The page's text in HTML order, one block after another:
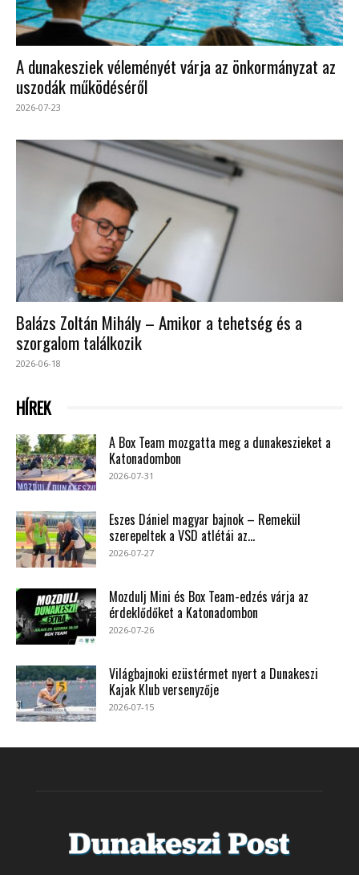
A dunakesziek véleményét várja az önkormányzat az
uszodák működéséről
2026-07-23
Balázs Zoltán Mihály – Amikor a tehetség és a
szorgalom találkozik
2026-06-18
HÍREK
A Box Team mozgatta meg a dunakeszieket a
Katonadombon
2026-07-31
Eszes Dániel magyar bajnok – Remekül
szerepeltek a VSD atlétái az...
2026-07-27
Mozdulj Mini és Box Team-edzés várja az
érdeklődőket a Katonadombon
2026-07-26
Világbajnoki ezüstérmet nyert a Dunakeszi
Kajak Klub versenyzője
2026-07-15